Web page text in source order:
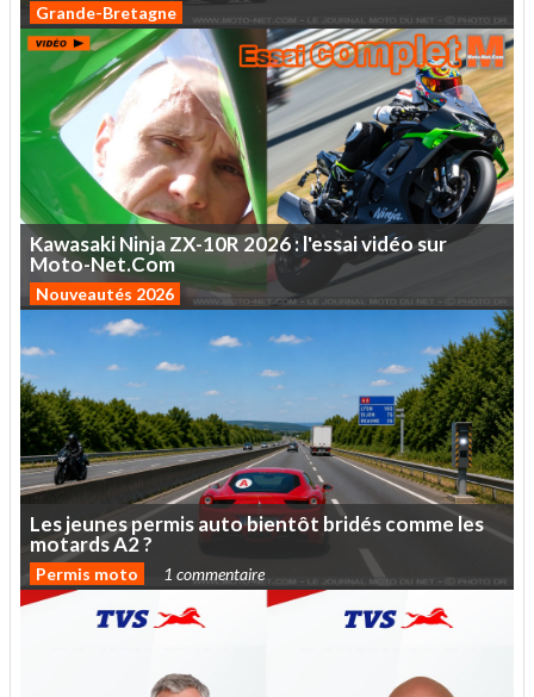
Grande-Bretagne
KawasakiNinjaZX-10R2026:l'essaividéosur
Moto-Net.Com
Nouveautés 2026
Lesjeunespermisautobientôt bridéscommeles
motardsA2?
Permis moto 1 commentaire